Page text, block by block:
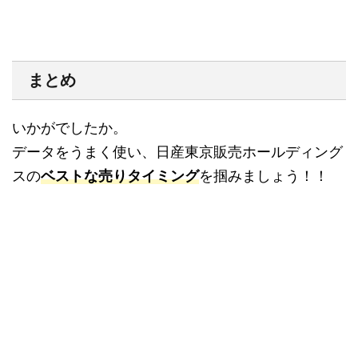
まとめ
いかがでしたか。
データをうまく使い、日産東京販売ホールディング
スのベストな売りタイミングを掴みましょう！！